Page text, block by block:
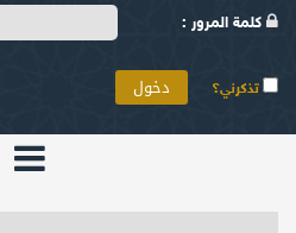
كلمة المرور :
تذكرني؟